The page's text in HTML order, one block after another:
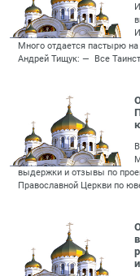
Много отдается пастырю
Андрей Тищук: — Все
выдержки и отзывы по
Православной Церкви по